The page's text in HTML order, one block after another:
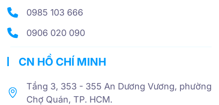
0985 103 666
0906 020 090
CN HỒ CHÍ MINH
Tầng 3, 353 - 355 An Dương Vương, phường
Chợ Quán, TP. HCM.